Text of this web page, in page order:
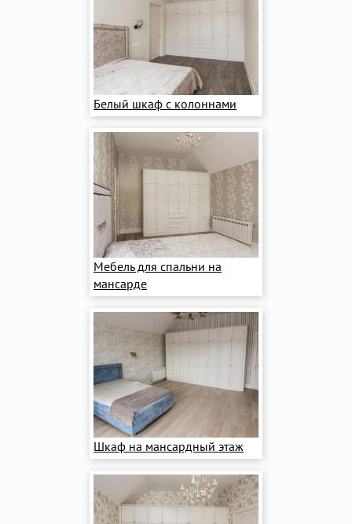
Белый шкаф с колоннами
Мебель для спальни на
мансарде
Шкаф на мансардный этаж